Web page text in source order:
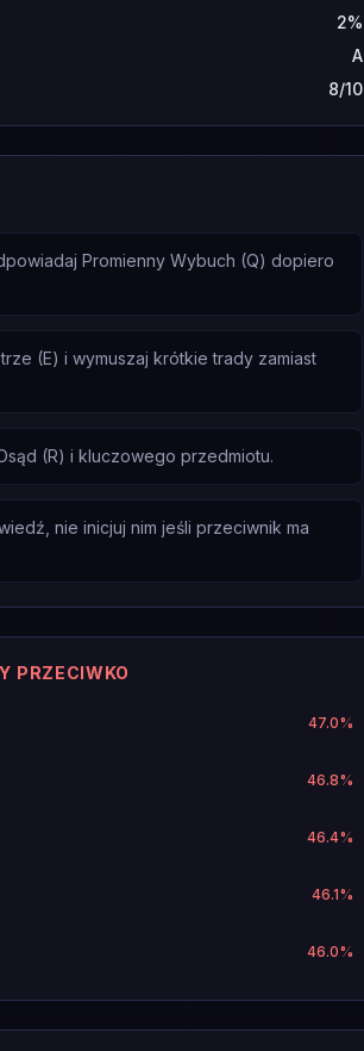
2%
A
8/10
Promienny Wybuch (Q) dopiero
(E) i wymuszaj krótkie trady zamiast
(R) i kluczowego przedmiotu.
nie inicjuj nim jeśli przeciwnik ma
PRZECIWKO
47.0%
46.8%
46.4%
46.1%
46.0%